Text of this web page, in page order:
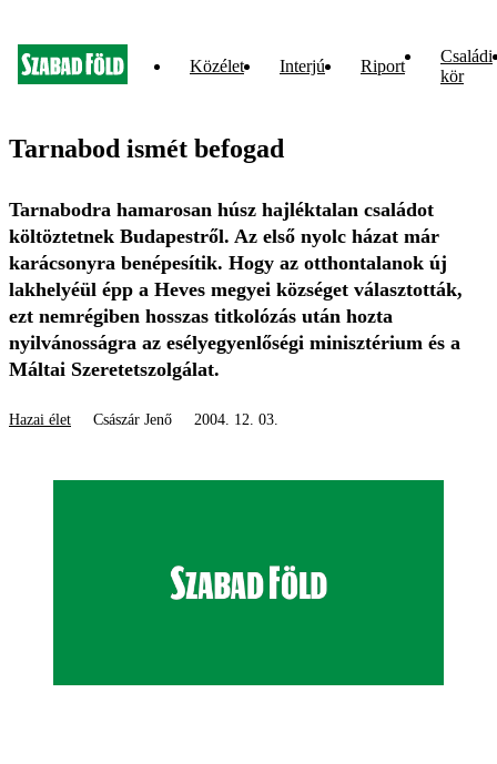
Közélet Interjú Riport
Családi
kör
Tarnabod ismét befogad
Tarnabodra hamarosan húsz hajléktalan családot
költöztetnek Budapestről. Az első nyolc házat már
karácsonyra benépesítik. Hogy az otthontalanok új
lakhelyéül épp a Heves megyei községet választották,
ezt nemrégiben hosszas titkolózás után hozta
nyilvánosságra az esélyegyenlőségi minisztérium és a
Máltai Szeretetszolgálat.
Hazai élet Császár Jenő 2004. 12. 03.